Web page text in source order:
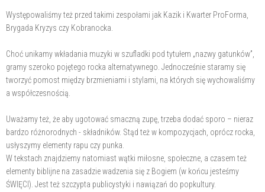
Występowaliśmy też przed takimi zespołami jak Kazik i Kwarter ProForma,
Brygada Kryzys czy Kobranocka.
Choć unikamy wkładania muzyki w szufladki pod tytułem „nazwy gatunków”,
gramy szeroko pojętego rocka alternatywnego. Jednocześnie staramy się
tworzyć pomost między brzmieniami i stylami, na których się wychowaliśmy
a współczesnością.
Uważamy też, że aby ugotować smaczną zupę, trzeba dodać sporo – nieraz
bardzo różnorodnych - składników. Stąd też w kompozycjach, oprócz rocka,
usłyszymy elementy rapu czy punka.
W tekstach znajdziemy natomiast wątki miłosne, społeczne, a czasem też
elementy biblijne na zasadzie wadzenia się z Bogiem (w końcu jesteśmy
ŚWIĘCI). Jest też szczypta publicystyki i nawiązań do popkultury.